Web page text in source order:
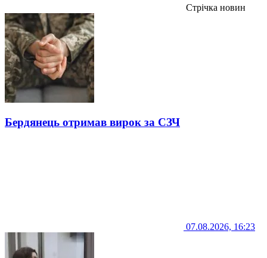
Стрічка новин
Бердянець отримав вирок за СЗЧ
07.08.2026, 16:23